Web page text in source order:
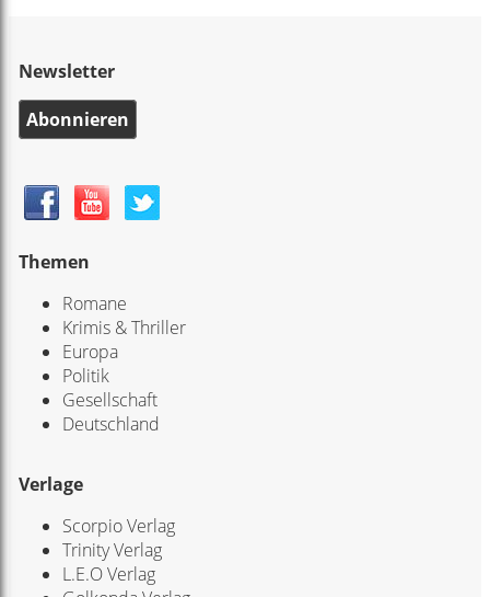
Newsletter
Abonnieren
Themen
Romane
Krimis & Thriller
Europa
Politik
Gesellschaft
Deutschland
Verlage
Scorpio Verlag
Trinity Verlag
L.E.O Verlag